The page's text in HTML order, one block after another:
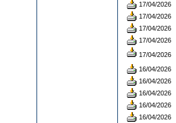
17/04/2026
17/04/2026
17/04/2026
17/04/2026
17/04/2026
16/04/2026
16/04/2026
16/04/2026
16/04/2026
16/04/2026